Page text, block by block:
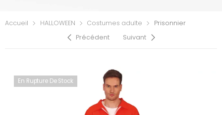
Accueil HALLOWEEN Costumes adulte
Prisonnier
Précédent
Suivant
En Rupture De Stock